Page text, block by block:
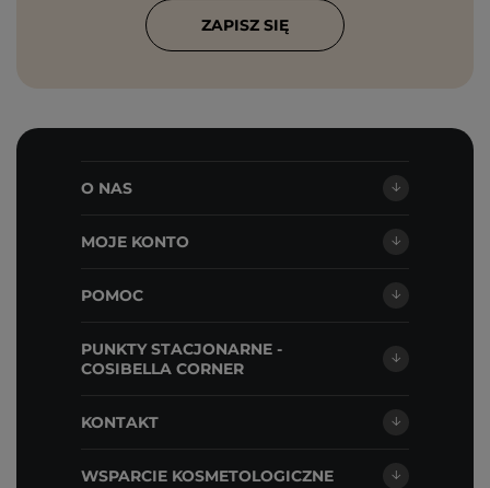
ZAPISZ SIĘ
O NAS
MOJE KONTO
POMOC
PUNKTY STACJONARNE -
COSIBELLA CORNER
KONTAKT
WSPARCIE KOSMETOLOGICZNE